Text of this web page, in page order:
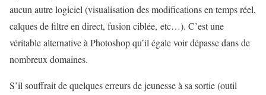
aucun autre logiciel (visualisation des modifications en temps réel,
calques de filtre en direct, fusion ciblée, etc…). C’est une
véritable alternative à Photoshop qu’il égale voir dépasse dans de
nombreux domaines.
S’il souffrait de quelques erreurs de jeunesse à sa sortie (outil